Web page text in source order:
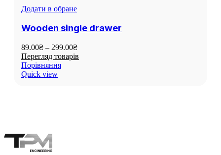
Додати в обране
Wooden single drawer
89.00₴ – 299.00₴
Перегляд товарів
Порівняння
Quick view